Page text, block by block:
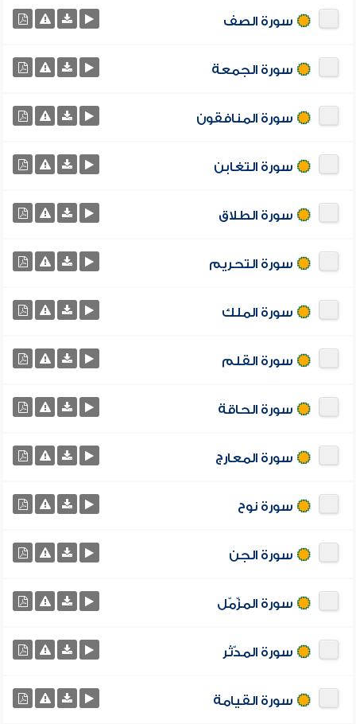
سورة الصف
سورة الجمعة
سورة المنافقون
سورة التغابن
سورة الطلاق
سورة التحريم
سورة الملك
سورة القلم
سورة الحاقة
سورة المعارج
سورة نوح
سورة الجن
سورة المزّمّل
سورة المدّثر
سورة القيامة